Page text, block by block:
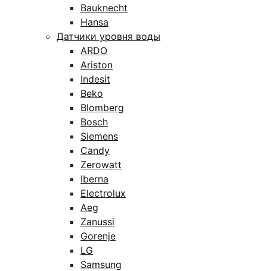
Bauknecht
Hansa
Датчики уровня воды
ARDO
Ariston
Indesit
Beko
Blomberg
Bosch
Siemens
Candy
Zerowatt
Iberna
Electrolux
Aeg
Zanussi
Gorenje
LG
Samsung